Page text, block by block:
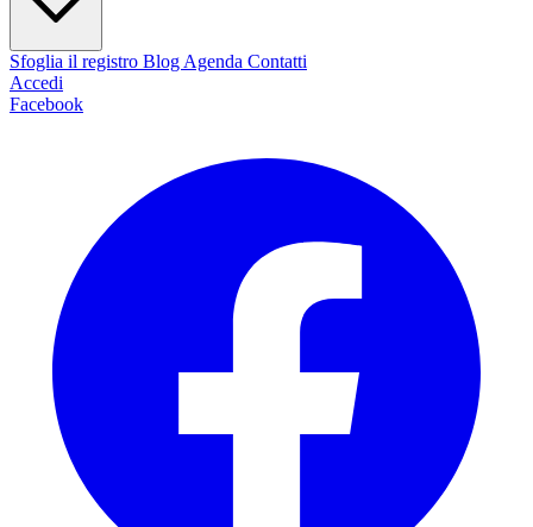
Sfoglia il registro Blog Agenda Contatti
Accedi
Facebook